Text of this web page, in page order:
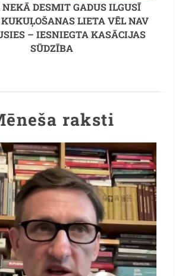
DESMIT GADUS ILGUSĪ
LIETA VĒL NAV
– IESNIEGTA KASĀCIJAS
SŪDZĪBA
raksti